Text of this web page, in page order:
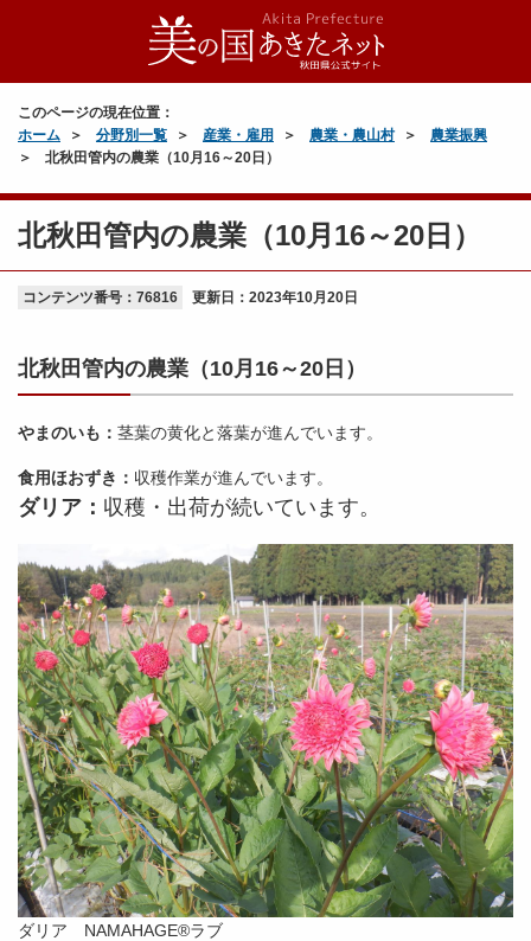
このページの現在位置：
ホーム
分野別一覧 産業・雇用 農業・農山村
農業振興
北秋田管内の農業（10月16～20日）
北秋田管内の農業（10月16～20日）
コンテンツ番号：76816 更新日： 2023年10月20日
北秋田管内の農業（10月16～20日）
やまのいも： 茎葉の黄化と落葉が進んでいます。
食用ほおずき： 収穫作業が進んでいます。
ダリア： 収穫・出荷が続いています。
ダリア NAMAHAGE®ラブ